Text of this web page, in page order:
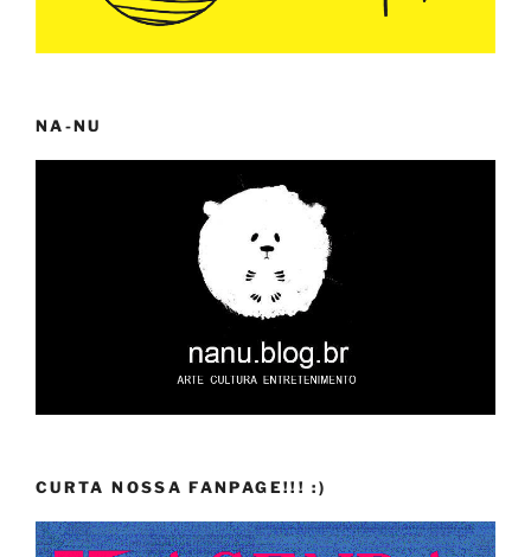
NA-NU
CURTA NOSSA FANPAGE!!! :)